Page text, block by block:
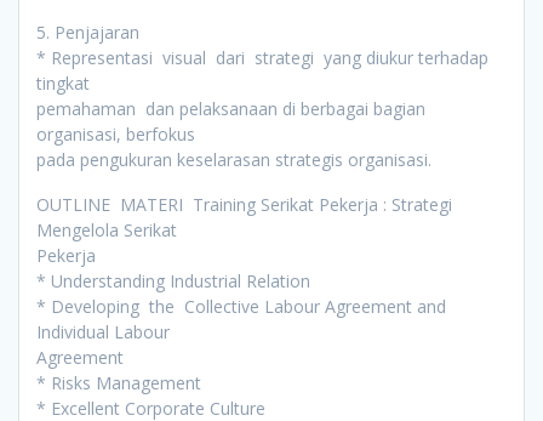
5. Penjajaran
* Representasi visual dari strategi yang diukur terhadap
tingkat
pemahaman dan pelaksanaan di berbagai bagian
organisasi, berfokus
pada pengukuran keselarasan strategis organisasi.
OUTLINE MATERI Training Serikat Pekerja : Strategi
Mengelola Serikat
Pekerja
* Understanding Industrial Relation
* Developing the Collective Labour Agreement and
Individual Labour
Agreement
* Risks Management
* Excellent Corporate Culture